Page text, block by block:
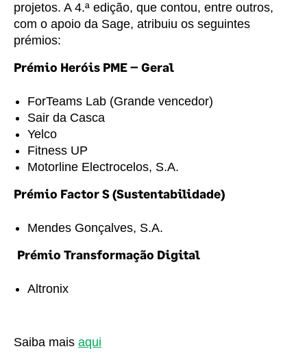
projetos. A 4.ª edição, que contou, entre outros,
com o apoio da Sage, atribuiu os seguintes
prémios:
Prémio Heróis PME – Geral
ForTeams Lab (Grande vencedor)
Sair da Casca
Yelco
Fitness UP
Motorline Electrocelos, S.A.
Prémio Factor S (Sustentabilidade)
Mendes Gonçalves, S.A.
Prémio Transformação Digital
Altronix
Saiba mais aqui